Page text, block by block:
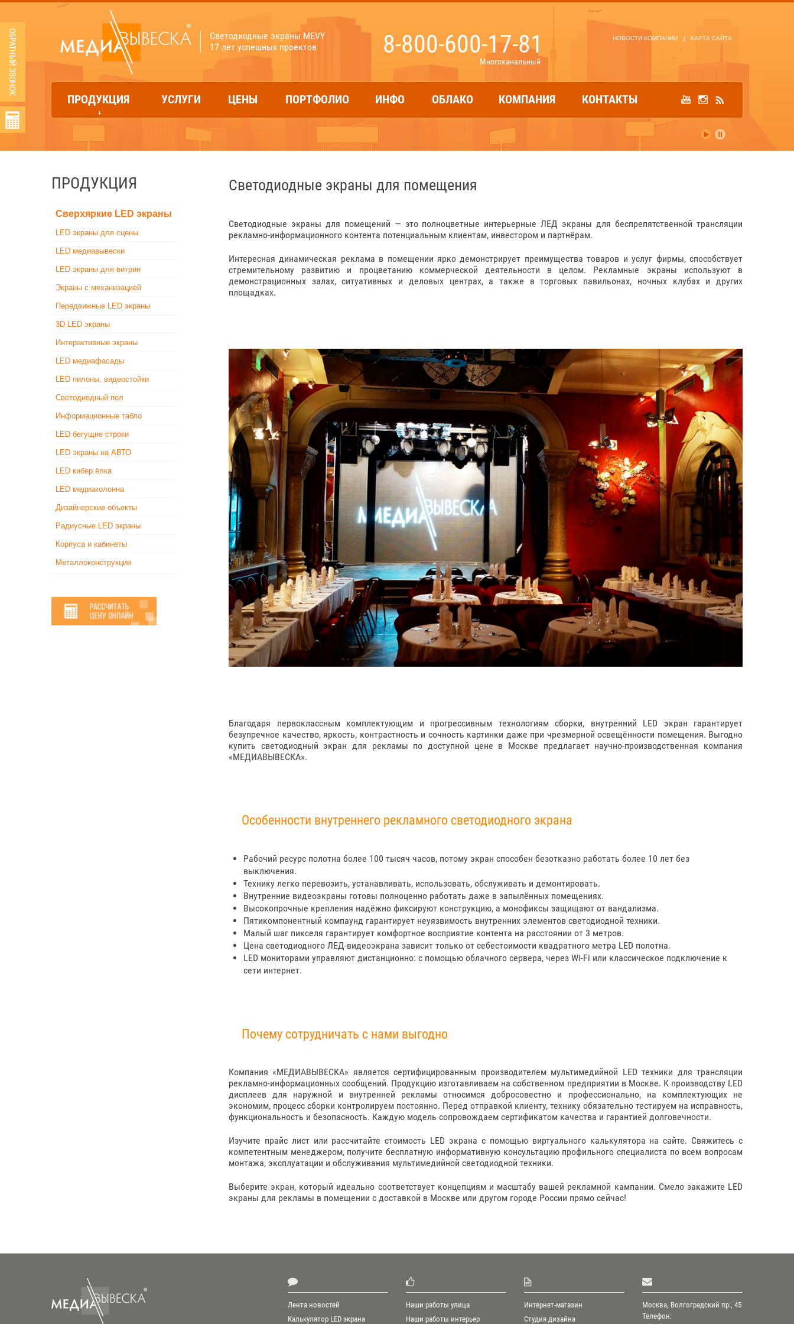
Светодиодные экраны MEVY
17 лет успешных проектов
Многоканальный
8-800-600-17-81 НОВОСТИ КОМПАНИИ | КАРТА САЙТА
ПРОДУКЦИЯ УСЛУГИ ЦЕНЫ ПОРТФОЛИО ИНФО ОБЛАКО КОМПАНИЯ КОНТАКТЫ
ПРОДУКЦИЯ
Сверхяркие LED экраны
LED экраны для сцены
LED медиавывески
LED экраны для витрин
Экраны с механизацией
Передвижные LED экраны
3D LED экраны
Интерактивные экраны
LED медиафасады
LED пилоны, видеостойки
Светодиодный пол
Информационные табло
LED бегущие строки
LED экраны на АВТО
LED кибер.ёлка
LED медиаколонна
Дизайнерские объекты
Радиусные LED экраны
Корпуса и кабинеты
Металлоконструкции
Светодиодные экраны для помещения
Светодиодные экраны для помещений — это полноцветные интерьерные ЛЕД экраны для беспрепятственной трансляции
рекламно-информационного контента потенциальным клиентам, инвестором и партнёрам.
Интересная динамическая реклама в помещении ярко демонстрирует преимущества товаров и услуг фирмы, способствует
стремительному развитию и процветанию коммерческой деятельности в целом. Рекламные экраны используют в
демонстрационных залах, ситуативных и деловых центрах, а также в торговых павильонах, ночных клубах и других
площадках.
Благодаря первоклассным комплектующим и прогрессивным технологиям сборки, внутренний LED экран гарантирует
безупречное качество, яркость, контрастность и сочность картинки даже при чрезмерной освещённости помещения. Выгодно
купить светодиодный экран для рекламы по доступной цене в Москве предлагает научно-производственная компания
«МЕДИАВЫВЕСКА».
Особенности внутреннего рекламного светодиодного экрана
Рабочий ресурс полотна более 100 тысяч часов, потому экран способен безотказно работать более 10 лет без
выключения.
Технику легко перевозить, устанавливать, использовать, обслуживать и демонтировать.
Внутренние видеоэкраны готовы полноценно работать даже в запылённых помещениях.
Высокопрочные крепления надёжно фиксируют конструкцию, а монофиксы защищают от вандализма.
Пятикомпонентный компаунд гарантирует неуязвимость внутренних элементов светодиодной техники.
Малый шаг пикселя гарантирует комфортное восприятие контента на расстоянии от 3 метров.
Цена светодиодного ЛЕД-видеоэкрана зависит только от себестоимости квадратного метра LED полотна.
LED мониторами управляют дистанционно: с помощью облачного сервера, через Wi-Fi или классическое подключение к
сети интернет.
Почему сотрудничать с нами выгодно
Компания «МЕДИАВЫВЕСКА» является сертифицированным производителем мультимедийной LED техники для трансляции
рекламно-информационных сообщений. Продукцию изготавливаем на собственном предприятии в Москве. К производству LED
дисплеев для наружной и внутренней рекламы относимся добросовестно и профессионально, на комплектующих не
экономим, процесс сборки контролируем постоянно. Перед отправкой клиенту, технику обязательно тестируем на исправность,
функциональность и безопасность. Каждую модель сопровождаем сертификатом качества и гарантией долговечности.
Изучите прайс лист или рассчитайте стоимость LED экрана с помощью виртуального калькулятора на сайте. Свяжитесь с
компетентным менеджером, получите бесплатную информативную консультацию профильного специалиста по всем вопросам
монтажа, эксплуатации и обслуживания мультимедийной светодиодной техники.
Выберите экран, который идеально соответствует концепциям и масштабу вашей рекламной кампании. Смело закажите LED
экраны для рекламы в помещении с доставкой в Москве или другом городе России прямо сейчас!
Лента новостей
Калькулятор LED экрана
Наши работы улица
Наши работы интерьер
Интернет-магазин
Студия дизайна
Москва, Волгоградский пр., 45
Телефон: